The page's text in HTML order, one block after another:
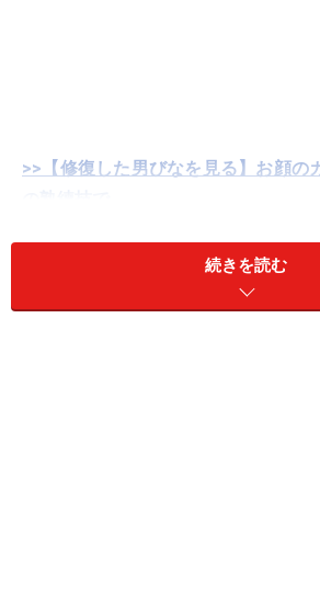
>>【修復した男びなを見る】お顔の
そんな大切なひな人形だからこそ、
年きれいな状態で飾りたいですよね
続きを読む